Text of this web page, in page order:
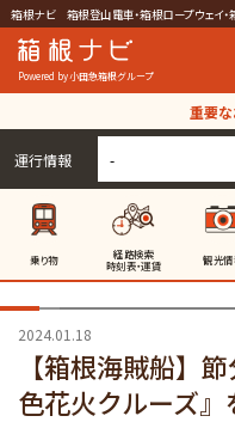
箱根ナビ 箱根登山電車・箱根ロープウェイ・
Powered by 小田急箱根グループ
重要
運行情報 -
乗り物 経路検索
時刻表・運賃 観光
2024.01.18
【箱根海賊船】
色花火クルーズ